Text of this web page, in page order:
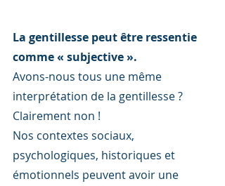
La gentillesse peut être ressentie
comme « subjective ».
Avons-nous tous une même
interprétation de la gentillesse ?
Clairement non !
Nos contextes sociaux,
psychologiques, historiques et
émotionnels peuvent avoir une